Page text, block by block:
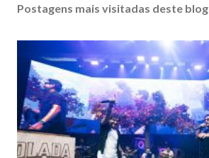
Postagens mais visitadas deste blog